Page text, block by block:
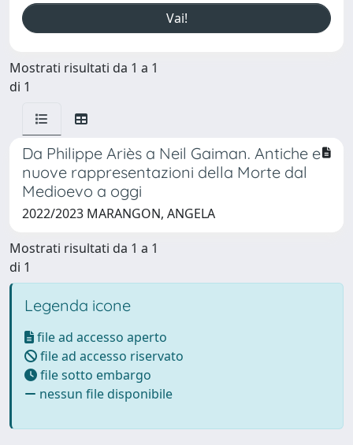
Mostrati risultati da 1 a 1
di 1
Da Philippe Ariès a Neil Gaiman. Antiche e
nuove rappresentazioni della Morte dal
Medioevo a oggi
2022/2023 MARANGON, ANGELA
Mostrati risultati da 1 a 1
di 1
Legenda icone
file ad accesso aperto
file ad accesso riservato
file sotto embargo
nessun file disponibile